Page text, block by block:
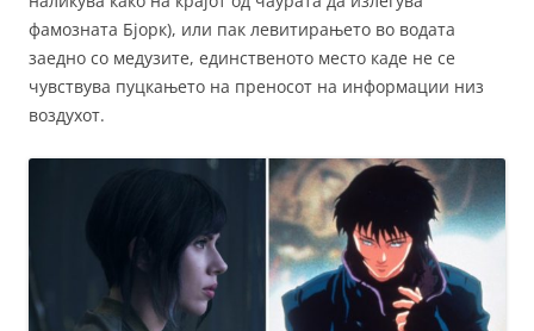
фамозната Бјорк), или пак левитирањето во водата
заедно со медузите, единственото место каде не се
чувствува пуцкањето на преносот на информации низ
воздухот.